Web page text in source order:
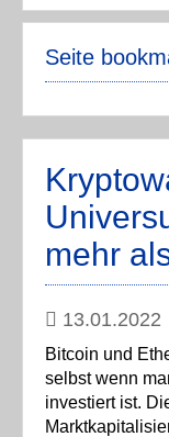
Seite
mehr
13.01.2022
Bitcoin und
selbst wenn
investiert ist.